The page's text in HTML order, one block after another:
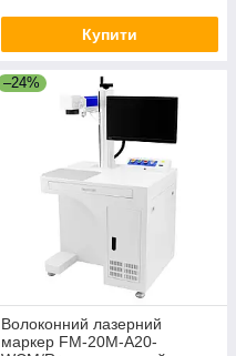
Купити
–24%
Волоконний лазерний
маркер FM-20M-A20-